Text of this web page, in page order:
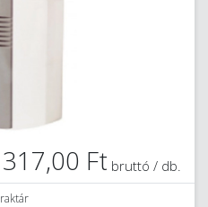
Ft bruttó / db.